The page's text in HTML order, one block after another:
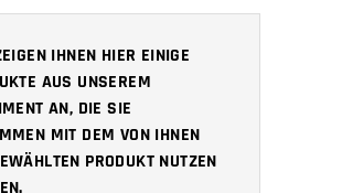
IHNEN HIER EINIGE
AUS UNSEREM
AN, DIE SIE
MIT DEM VON IHNEN
PRODUKT NUTZEN